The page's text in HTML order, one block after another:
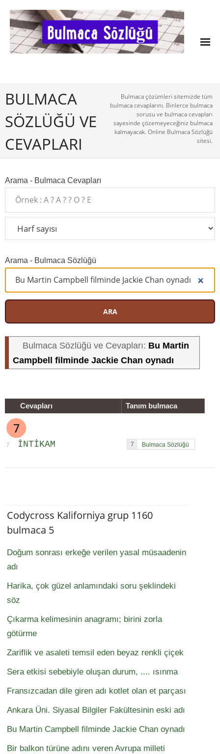
BULMACA
SÖZLÜĞÜ VE
CEVAPLARI
Bulmaca çözümleri sitemizde tüm
bulmaca cevaplarını. Binlerce bulmaca
sorusu ve bulmaca cevapları
sayesinde çözemeyeceğiniz bulmaca
kalmayacak. Online Bulmaca Sözlüğü
sitesi.
Arama - Bulmaca Cevapları
Arama - Bulmaca Sözlüğü
ARA
Bulmaca Sözlüğü ve Cevapları: Bu Martin
Campbell filminde Jackie Chan oynadı
Cevapları Tanım bulmaca
7
7 INTIKAM 7
Codycross Kaliforniya grup 1160
bulmaca 5
Doğum sonrası erkeğe verilen yasal müsaadenin
adı
Harika, çok güzel anlamındaki soru şeklindeki
söz
Çıkarma kelimesinin anagramı; birini zorla
götürme
Zariflik ve asaleti temsil eden beyaz renkli çiçek
Sera etkisi sebebiyle oluşan durum, .... ısınma
Fransızcadan dile giren adı kotlet olan et parçası
Ankara Üni. Siyasal Bilgiler Fakültesinin eski adı
Bu Martin Campbell filminde Jackie Chan oynadı
Bir balkon türüne adını veren Avrupa milleti